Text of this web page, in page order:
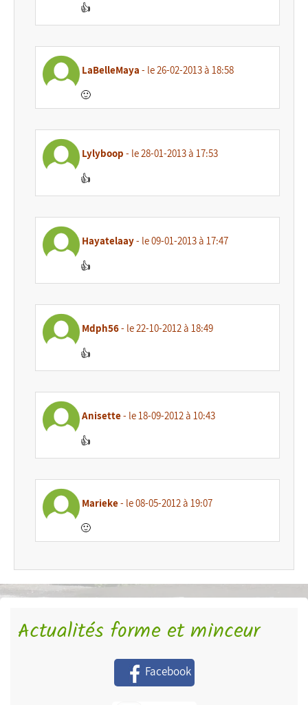
👍
LaBelleMaya - le 26-02-2013 à 18:58
🙂
Lylyboop - le 28-01-2013 à 17:53
👍
Hayatelaay- le 09-01-2013 à 17:47
👍
Mdph56- le 22-10-2012 à 18:49
👍
Anisette- le 18-09-2012 à 10:43
👍
Marieke- le 08-05-2012 à 19:07
🙂
Actualités forme et minceur
Facebook